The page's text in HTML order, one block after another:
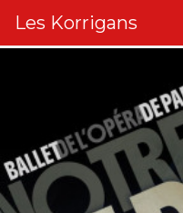
Les Korrigans